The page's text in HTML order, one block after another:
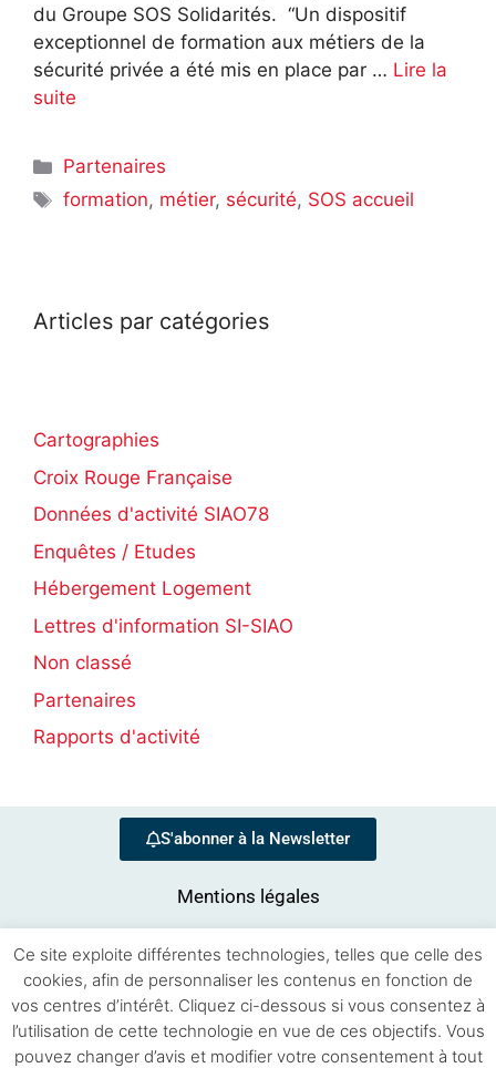
du Groupe SOS Solidarités. “Un dispositif
exceptionnel de formation aux métiers de la
sécurité privée a été mis en place par … Lire la
suite
Partenaires
formation, métier, sécurité, SOS accueil
Articles par catégories
Cartographies
Croix Rouge Française
Données d'activité SIAO78
Enquêtes / Etudes
Hébergement Logement
Lettres d'information SI-SIAO
Non classé
Partenaires
Rapports d'activité
S'abonner à la Newsletter
Mentions légales
Ce site exploite différentes technologies, telles que celle des
cookies, afin de personnaliser les contenus en fonction de
vos centres d’intérêt. Cliquez ci-dessous si vous consentez à
l’utilisation de cette technologie en vue de ces objectifs. Vous
pouvez changer d’avis et modifier votre consentement à tout